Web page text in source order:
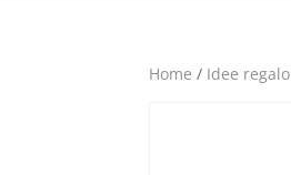
Home / Idee regalo